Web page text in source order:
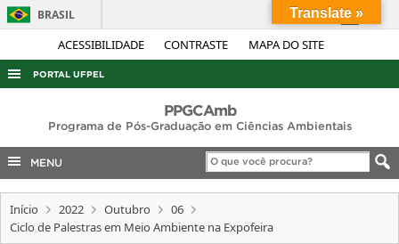
ACESSIBILIDADE CONTRASTE MAPA DO SITE
BRASIL
Simplifique!
Acesso à informação
Legislação
Canais
PORTAL UFPEL
AUDITORIA
COBALTO
CONCURSOS
EDITAIS
PPGCAmb
Programa de Pós-Graduação em Ciências Ambientais
MENU
Início 2022 Outubro
06
Ciclo de Palestras em Meio Ambiente na Expofeira
Translate »